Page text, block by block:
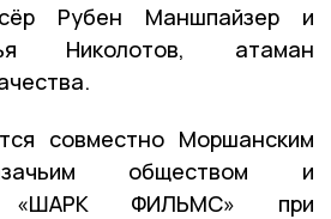
Рубен Маншпайзер и
Николотов, атаман
совместно Моршанским
обществом и
«ШАРК ФИЛЬМС» при